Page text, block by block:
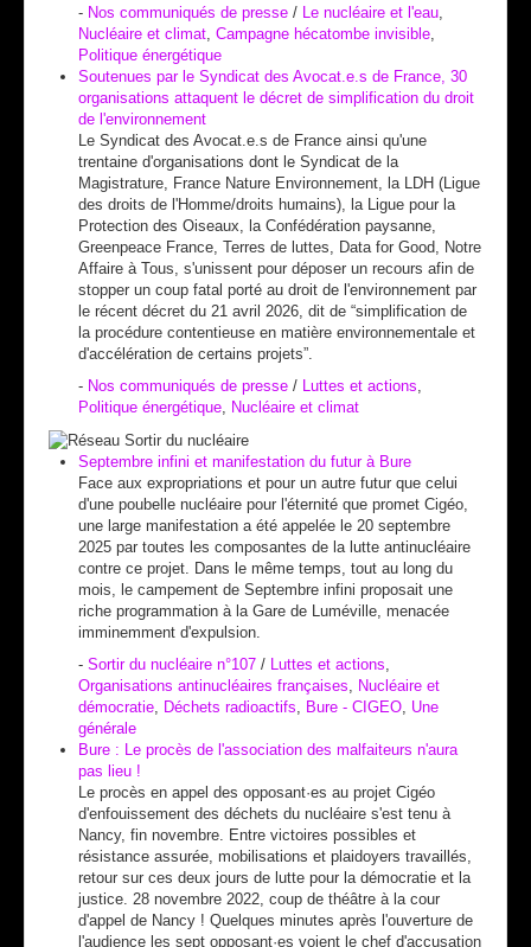
- Nos communiqués de presse / Le nucléaire et l'eau,
Nucléaire et climat, Campagne hécatombe invisible,
Politique énergétique
Soutenues par le Syndicat des Avocat.e.s de France, 30
organisations attaquent le décret de simplification du droit
de l'environnement
Le Syndicat des Avocat.e.s de France ainsi qu'une
trentaine d'organisations dont le Syndicat de la
Magistrature, France Nature Environnement, la LDH (Ligue
des droits de l'Homme/droits humains), la Ligue pour la
Protection des Oiseaux, la Confédération paysanne,
Greenpeace France, Terres de luttes, Data for Good, Notre
Affaire à Tous, s'unissent pour déposer un recours afin de
stopper un coup fatal porté au droit de l'environnement par
le récent décret du 21 avril 2026, dit de “simplification de
la procédure contentieuse en matière environnementale et
d'accélération de certains projets”.
- Nos communiqués de presse / Luttes et actions,
Politique énergétique, Nucléaire et climat
Septembre infini et manifestation du futur à Bure
Face aux expropriations et pour un autre futur que celui
d'une poubelle nucléaire pour l'éternité que promet Cigéo,
une large manifestation a été appelée le 20 septembre
2025 par toutes les composantes de la lutte antinucléaire
contre ce projet. Dans le même temps, tout au long du
mois, le campement de Septembre infini proposait une
riche programmation à la Gare de Luméville, menacée
imminemment d'expulsion.
- Sortir du nucléaire n°107 / Luttes et actions
Organisations antinucléaires françaises
Nucléaire et
démocratie Déchets radioactifs Bure - CIGEO Une
générale
Bure : Le procès de l'association des malfaiteurs n'aura
pas lieu !
Le procès en appel des opposant·es au projet Cigéo
d'enfouissement des déchets du nucléaire s'est tenu à
Nancy, fin novembre. Entre victoires possibles et
résistance assurée, mobilisations et plaidoyers travaillés,
retour sur ces deux jours de lutte pour la démocratie et la
justice. 28 novembre 2022, coup de théâtre à la cour
d'appel de Nancy ! Quelques minutes après l'ouverture de
l'audience les sept opposant·es voient le chef d'accusation